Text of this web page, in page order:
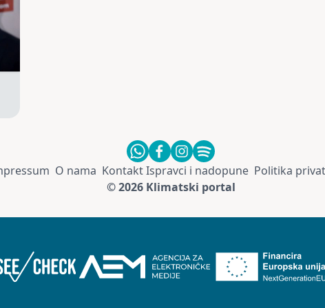
O nama KontaktIspravci i nadopune Politika
© 2026 Klimatski portal